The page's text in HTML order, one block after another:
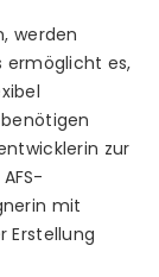
werden
ermöglicht es,
zur
mit
Erstellung